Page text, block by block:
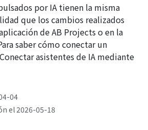
por IA tienen la misma
que los cambios realizados
de AB Projects o en la
saber cómo conectar un
Conectar asistentes de IA mediante
04
el 2026-05-18